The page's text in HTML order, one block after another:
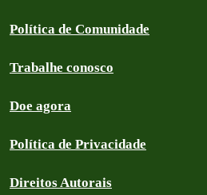
Política de Comunidade
Trabalhe conosco
Doe agora
Política de Privacidade
Direitos Autorais